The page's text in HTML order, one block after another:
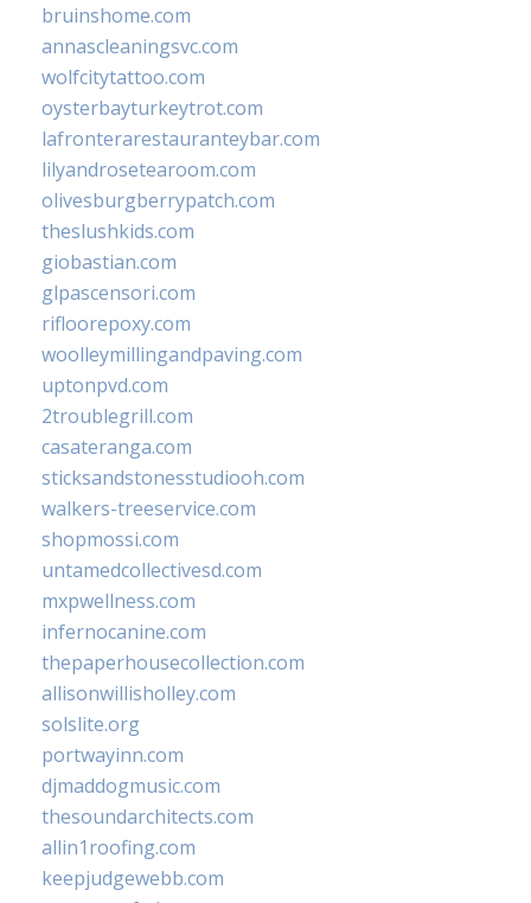
bruinshome.com
annascleaningsvc.com
wolfcitytattoo.com
oysterbayturkeytrot.com
lafronterarestauranteybar.com
lilyandrosetearoom.com
olivesburgberrypatch.com
theslushkids.com
giobastian.com
glpascensori.com
rifloorepoxy.com
woolleymillingandpaving.com
uptonpvd.com
2troublegrill.com
casateranga.com
sticksandstonesstudiooh.com
walkers-treeservice.com
shopmossi.com
untamedcollectivesd.com
mxpwellness.com
infernocanine.com
thepaperhousecollection.com
allisonwillisholley.com
solslite.org
portwayinn.com
djmaddogmusic.com
thesoundarchitects.com
allin1roofing.com
keepjudgewebb.com